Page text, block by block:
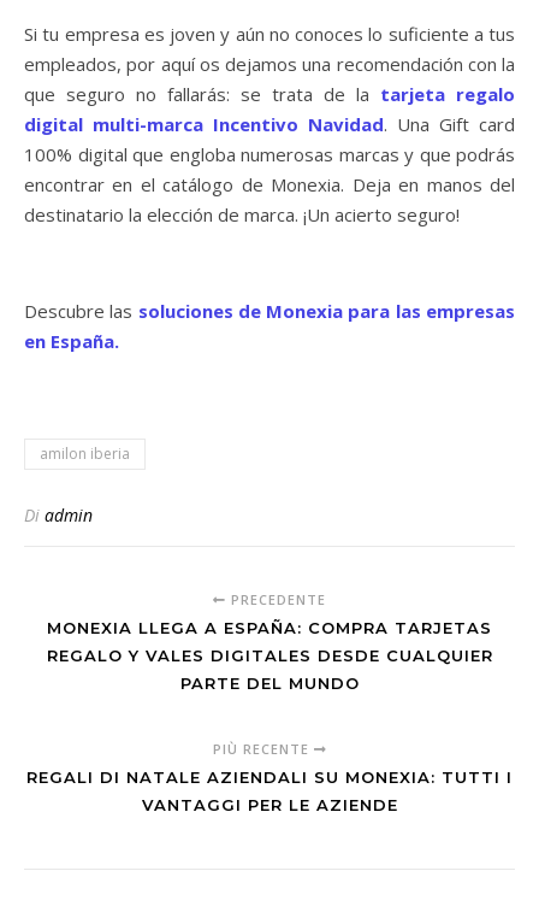
Si tu empresa es joven y aún no conoces lo suficiente a tus
empleados, por aquí os dejamos una recomendación con la
que seguro no fallarás: se trata de la tarjeta regalo
digital multi-marca Incentivo Navidad. Una Gift card
100% digital que engloba numerosas marcas y que podrás
encontrar en el catálogo de Monexia. Deja en manos del
destinatario la elección de marca. ¡Un acierto seguro!
Descubre las soluciones de Monexia para las empresas
en España.
amilon iberia
Di admin
PRECEDENTE
MONEXIA LLEGA A ESPAÑA: COMPRA TARJETAS
REGALO Y VALES DIGITALES DESDE CUALQUIER
PARTE DEL MUNDO
PIÙ RECENTE
REGALI DI NATALE AZIENDALI SU MONEXIA: TUTTI I
VANTAGGI PER LE AZIENDE